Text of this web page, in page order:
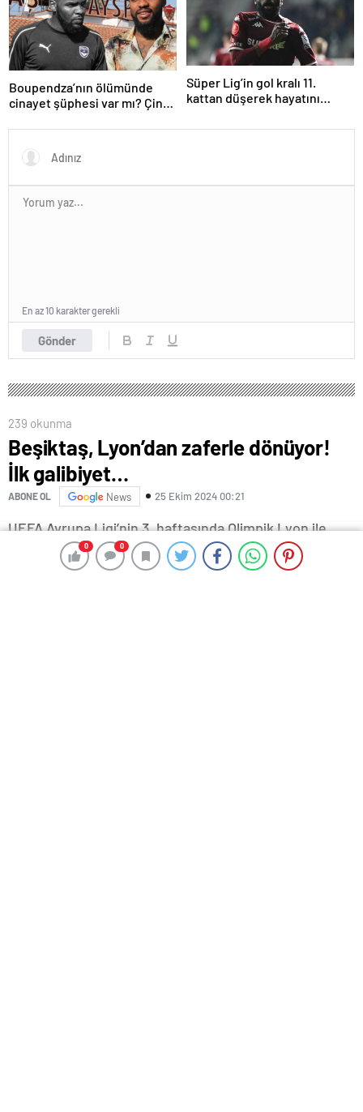
0 0
Boupendza’nın ölümünde
cinayet şüphesi var mı? Çin
Süper Lig’in gol kralı 11.
kattan düşerek hayatını
Gönder
En az 10 karakter gerekli
239 okunma
Beşiktaş, Lyon’dan zaferle dönüyor!
İlk galibiyet…
ABONE OL News 25 Ekim 2024 00:21
0 0
UEFA Avrupa Ligi’nin 3. haftasında Olimpik Lyon ile
Beşiktaş karşı karşıya geldi. Groupama Stadyumu’nda
oynanan mücadeleyi Siyah Beyazlılar 1-0 kazandı.